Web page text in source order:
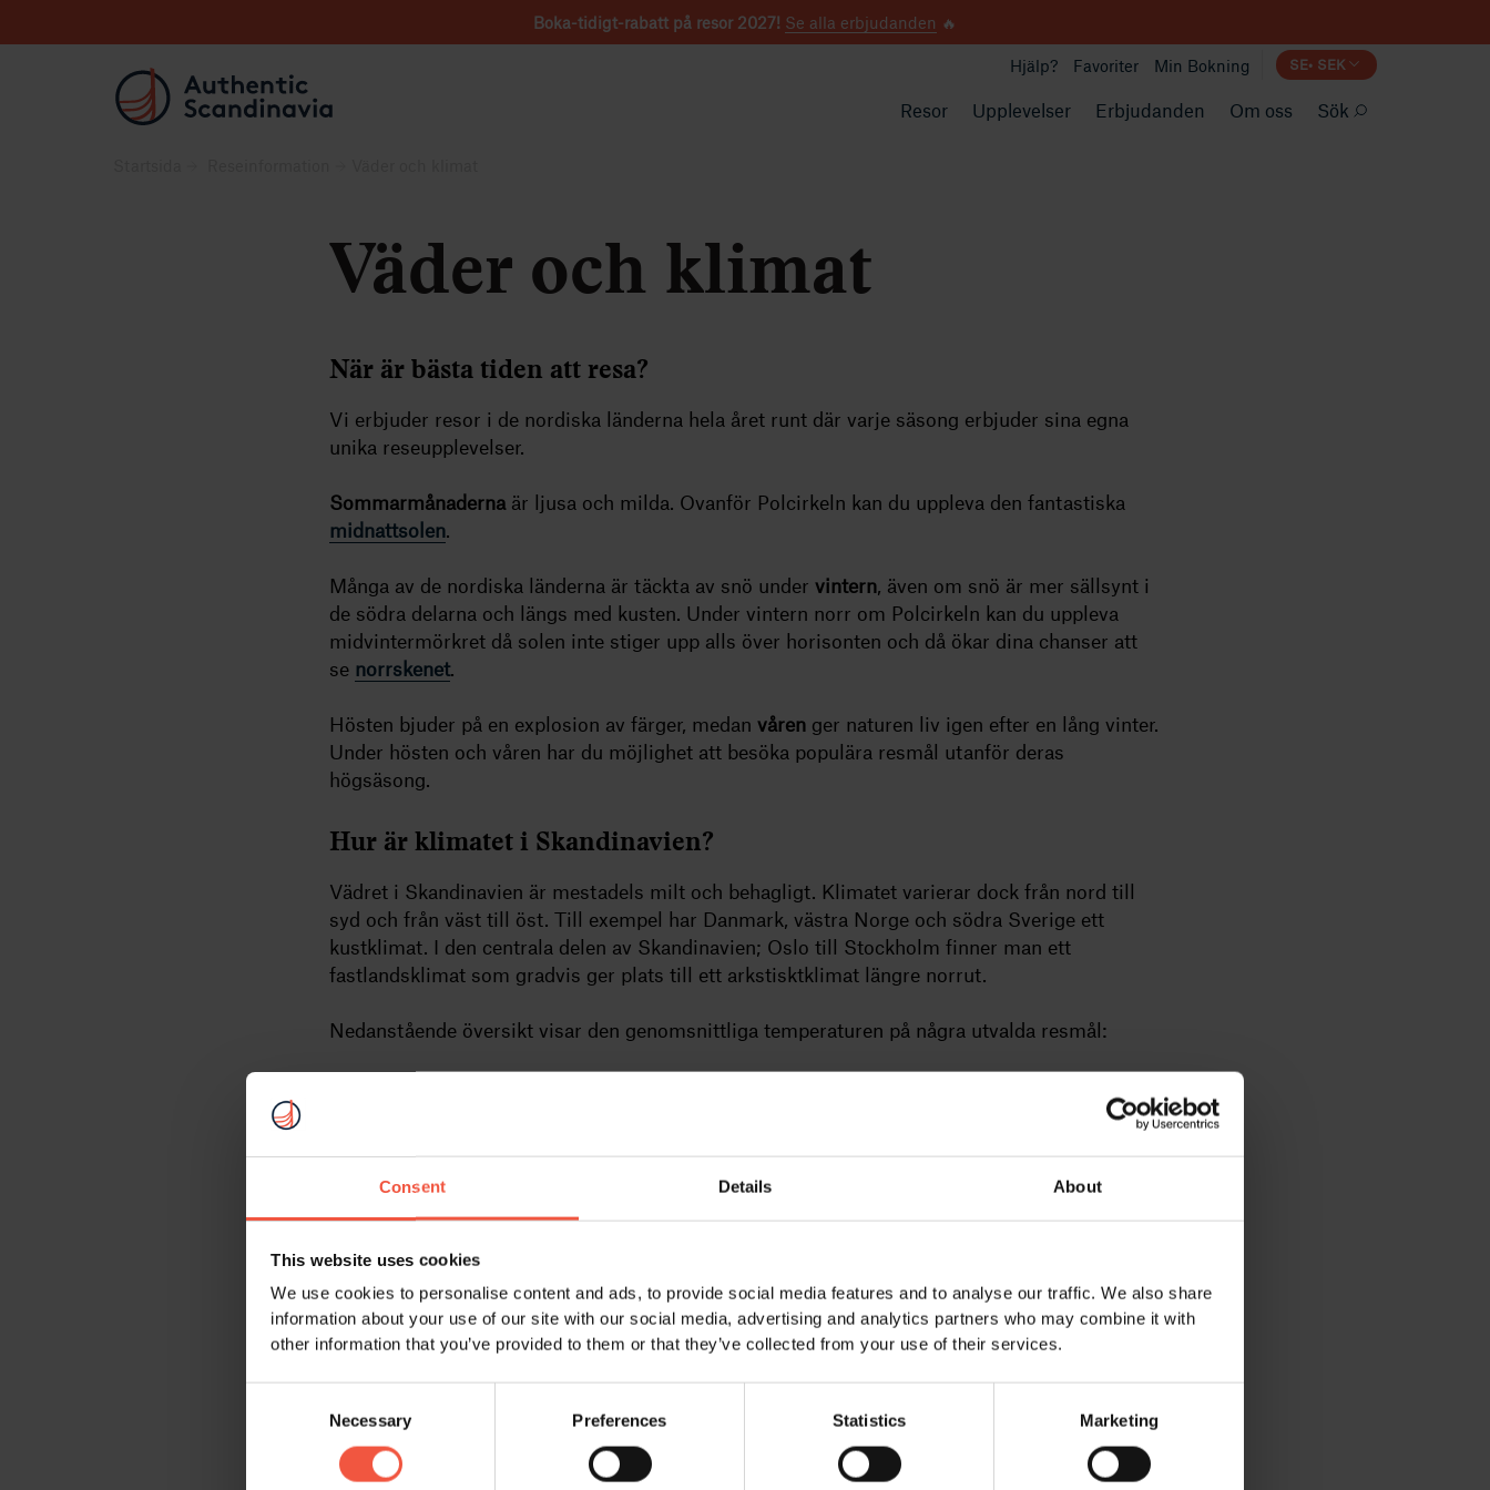
Consent Details About
This website uses cookies
We use cookies to personalise content and ads, to provide social media features and to analyse our traffic. We also share
information about your use of our site with our social media, advertising and analytics partners who may combine it with
other information that you’ve provided to them or that they’ve collected from your use of their services.
Necessary Preferences Statistics Marketing
Boka-tidigt-rabatt på resor 2027! Se alla erbjudanden 🔥
Hjälp? Favoriter Min Bokning SE• SEK
Resor Upplevelser Erbjudanden Om oss Sök
Väder och klimat
När är bästa tiden att resa?
Vi erbjuder resor i de nordiska länderna hela året runt där varje säsong erbjuder sina egna
unika reseupplevelser.
Sommarmånaderna är ljusa och milda. Ovanför Polcirkeln kan du uppleva den fantastiska
midnattsolen.
Många av de nordiska länderna är täckta av snö under vintern, även om snö är mer sällsynt i
de södra delarna och längs med kusten. Under vintern norr om Polcirkeln kan du uppleva
midvintermörkret då solen inte stiger upp alls över horisonten och då ökar dina chanser att
se norrskenet.
Hösten bjuder på en explosion av färger, medan våren ger naturen liv igen efter en lång vinter.
Under hösten och våren har du möjlighet att besöka populära resmål utanför deras
högsäsong.
Hur är klimatet i Skandinavien?
Vädret i Skandinavien är mestadels milt och behagligt. Klimatet varierar dock från nord till
syd och från väst till öst. Till exempel har Danmark, västra Norge och södra Sverige ett
kustklimat. I den centrala delen av Skandinavien; Oslo till Stockholm finner man ett
fastlandsklimat som gradvis ger plats till ett arkstisktklimat längre norrut.
Nedanstående översikt visar den genomsnittliga temperaturen på några utvalda resmål:
Dec
Reykjavik 2/-2 3/-2 3,5/-1 5/0 9/4 12/7 14/9 12/8 10/6 6/3 4/0 2/-3
14/7 17/10 7/3
Oslo 0/-4
Tromsø -1/-5 0/-5 1/-5 3/-2 7/2 12/6 15/9 14/7 10/5 5/0 2/-3 0/-5
Copenhagen 4/-1 4/-1 7/0 11/3 16/7 19/11 22/13 22/13 17/10 12/6 7/3
Stockholm 4/-2 10/2 23/13 22/13 1/-3